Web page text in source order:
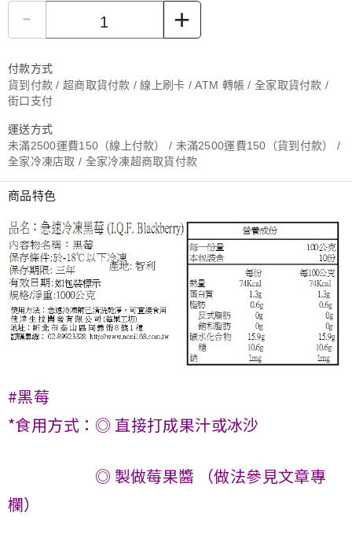
- +
付款方式
貨到付款 / 超商取貨付款 / 線上刷卡 / ATM 轉帳 / 全家取貨付款 /
街口支付
運送方式
未滿2500運費150（線上付款） / 未滿2500運費150（貨到付款） /
全家冷凍店取 / 全家冷凍超商取貨付款
商品特色
#黑莓
*食用方式：◎ 直接打成果汁或冰沙
◎ 製做莓果醬 （做法參見文章專
欄）